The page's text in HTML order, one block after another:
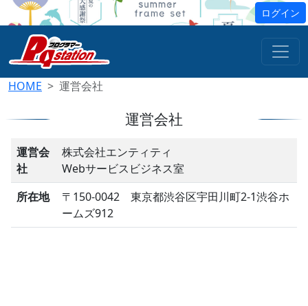
ログイン
HOME 運営会社
運営会社
運営会
社
株式会社エンティティ
Webサービスビジネス室
所在地
〒150-0042 東京都渋谷区宇田川町2-1渋谷ホ
ームズ912